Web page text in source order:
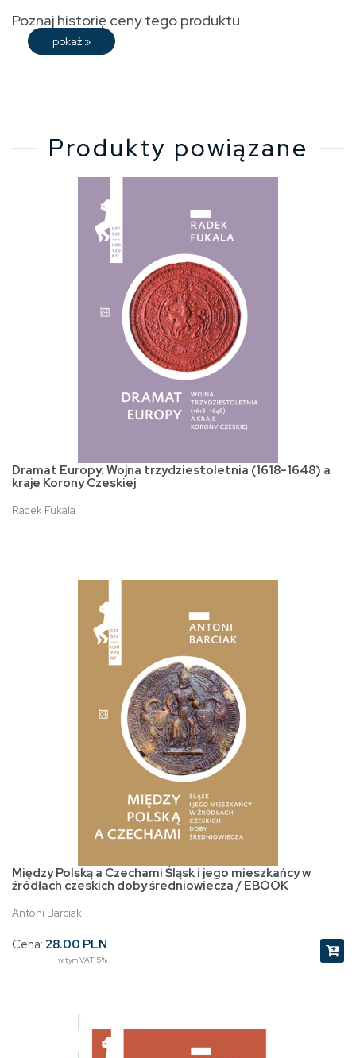
Poznaj historię ceny tego produktu
pokaż »
Produkty powiązane
Dramat Europy. Wojna trzydziestoletnia (1618-1648) a
kraje Korony Czeskiej
Radek Fukala
Między Polską a Czechami Śląsk i jego mieszkańcy w
źródłach czeskich doby średniowiecza / EBOOK
Antoni Barciak
Cena: 28.00 PLN
w tym VAT 5%